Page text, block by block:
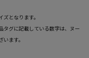
となります。
タグに記載している数字は、ヌー
ます。